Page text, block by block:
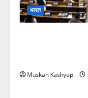
भारत
Muskan Kashyap